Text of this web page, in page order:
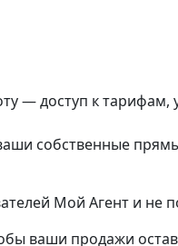
— доступ к тарифам,
собственные
Мой Агент и не
ваши продажи